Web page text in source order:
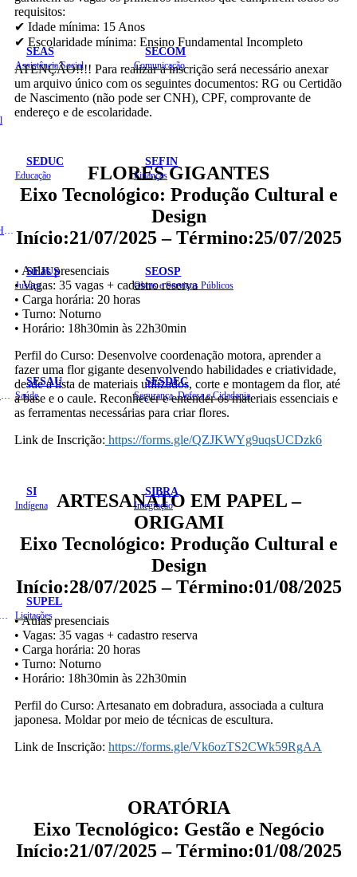
SEAS
Assistência Social
SECOM
Comunicação
SEDUC
Educação
SEFIN
Finanças
SEJUS
Justiça
SEOSP
Obras e Serviços Públicos
SESAU
Saúde
SESDEC
Segurança, Defesa e Cidadania
SI
Indígena
SIBRA
Integração
SUPEL
Licitações
requisitos:
✔ Idade mínima: 15 Anos
✔ Escolaridade mínima: Ensino Fundamental Incompleto
ATENÇÂO!!!! Para realizar a inscrição será necessário anexar
um arquivo único com os seguintes documentos: RG ou Certidão
de Nascimento (não pode ser CNH), CPF, comprovante de
endereço e de escolaridade.
FLORES GIGANTES
Eixo Tecnológico: Produção Cultural e
Design
Início:21/07/2025 – Término:25/07/2025
• Aulas presenciais
• Vagas: 35 vagas + cadastro reserva
• Carga horária: 20 horas
• Turno: Noturno
• Horário: 18h30min às 22h30min
Perfil do Curso: Desenvolve coordenação motora, aprender a
fazer uma flor gigante desenvolvendo habilidades e criatividade,
desde a lista de materiais utilizados, corte e montagem da flor, até
a base e o caule. Reconhecer e entender os materiais essenciais e
as ferramentas necessárias para criar flores.
Link de Inscrição: https://forms.gle/QZJKWYg9uqsUCDzk6
ARTESANATO EM PAPEL –
ORIGAMI
Eixo Tecnológico: Produção Cultural e
Design
Início:28/07/2025 – Término:01/08/2025
• Aulas presenciais
• Vagas: 35 vagas + cadastro reserva
• Carga horária: 20 horas
• Turno: Noturno
• Horário: 18h30min às 22h30min
Perfil do Curso: Artesanato em dobradura, associada a cultura
japonesa. Moldar por meio de técnicas de escultura.
Link de Inscrição: https://forms.gle/Vk6ozTS2CWk59RgAA
ORATÓRIA
Eixo Tecnológico: Gestão e Negócio
Início:21/07/2025 – Término:01/08/2025